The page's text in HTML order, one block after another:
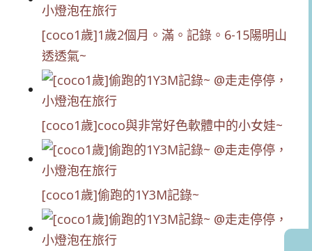
[coco1歲]1歲2個月。滿。記錄。6-15陽明山
透透氣~
[coco1歲]coco與非常好色軟體中的小女娃~
[coco1歲]偷跑的1Y3M記錄~